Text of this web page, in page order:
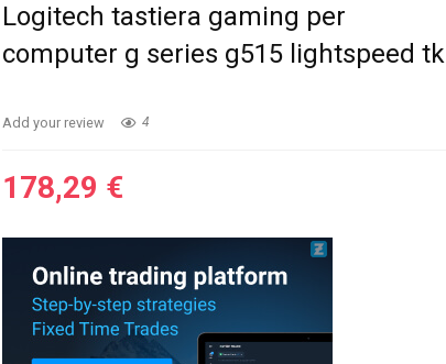
Logitech tastiera gaming per
computer g series g515 lightspeed tkl
Add your review 4
178,29 €